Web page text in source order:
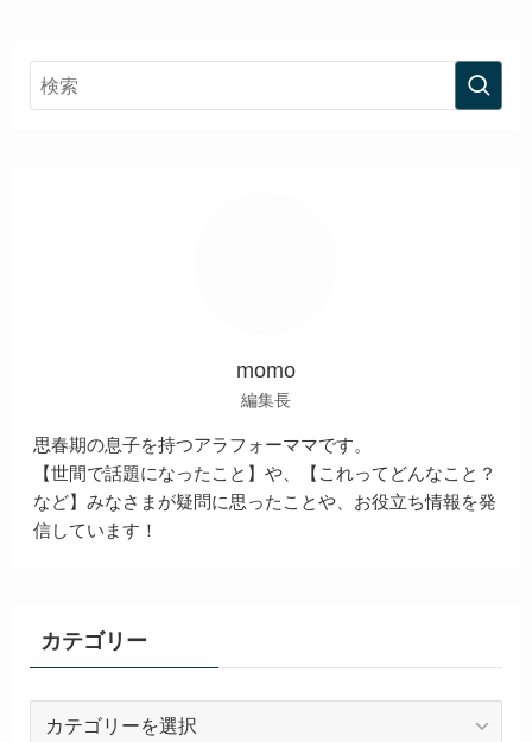
momo
編集長
思春期の息子を持つアラフォーママです。
【世間で話題になったこと】や、【これってどんなこと？
など】みなさまが疑問に思ったことや、お役立ち情報を発
信しています！
カテゴリー